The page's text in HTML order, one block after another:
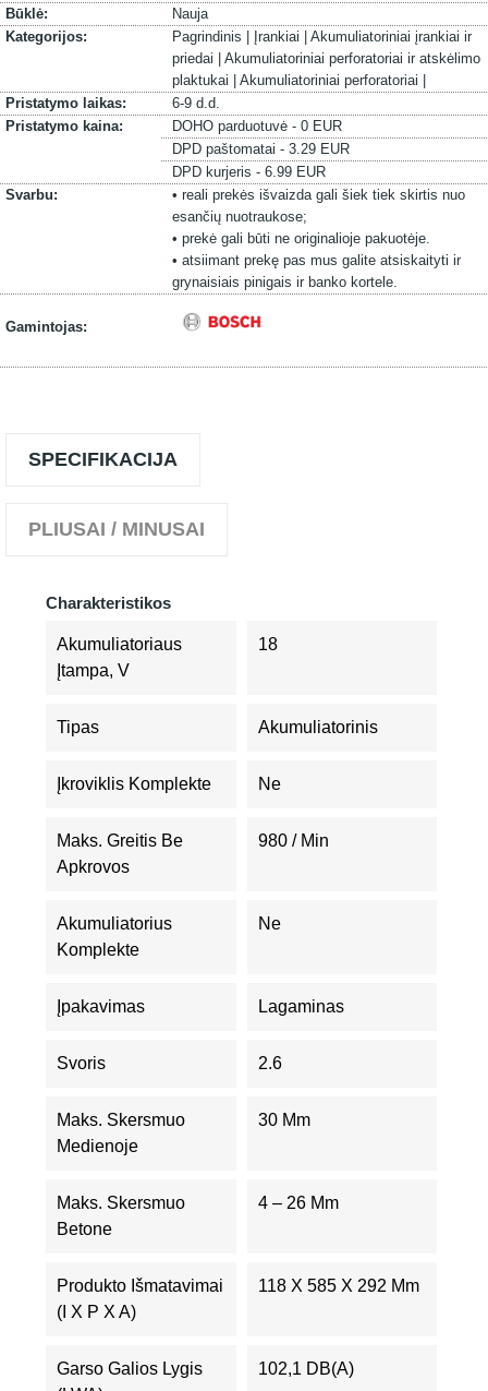
Būklė:
Nauja
Kategorijos:
Pagrindinis | Įrankiai | Akumuliatoriniai įrankiai ir
priedai | Akumuliatoriniai perforatoriai ir atskėlimo
plaktukai | Akumuliatoriniai perforatoriai |
Pristatymo laikas:
6-9 d.d.
Pristatymo kaina:
DOHO parduotuvė - 0 EUR
DPD paštomatai - 3.29 EUR
DPD kurjeris - 6.99 EUR
Svarbu:
• reali prekės išvaizda gali šiek tiek skirtis nuo
esančių nuotraukose;
• prekė gali būti ne originalioje pakuotėje.
• atsiimant prekę pas mus galite atsiskaityti ir
grynaisiais pinigais ir banko kortele.
Gamintojas:
SPECIFIKACIJA
PLIUSAI / MINUSAI
Charakteristikos
Akumuliatoriaus
Įtampa, V
18
Tipas Akumuliatorinis
Įkroviklis Komplekte Ne
Maks. Greitis Be
Apkrovos
980 / Min
Akumuliatorius
Komplekte
Ne
Įpakavimas Lagaminas
Svoris 2.6
Maks. Skersmuo
Medienoje
30 Mm
Maks. Skersmuo
Betone
4 – 26 Mm
Produkto Išmatavimai
(I X P X A)
118 X 585 X 292 Mm
Garso Galios Lygis
102,1 DB(A)